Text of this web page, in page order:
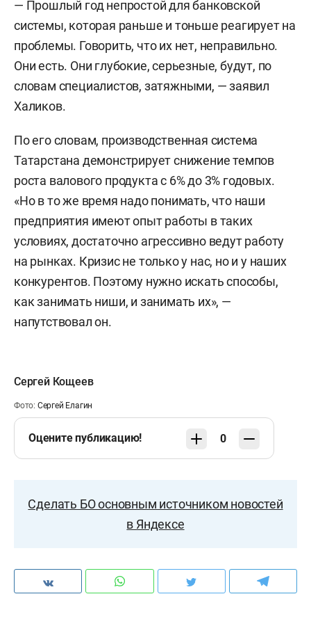
— Прошлый год непростой для банковской
системы, которая раньше и тоньше реагирует на
проблемы. Говорить, что их нет, неправильно.
Они есть. Они глубокие, серьезные, будут, по
словам специалистов, затяжными, — заявил
Халиков.
По его словам, производственная система
Татарстана демонстрирует снижение темпов
роста валового продукта с 6% до 3% годовых.
«Но в то же время надо понимать, что наши
предприятия имеют опыт работы в таких
условиях, достаточно агрессивно ведут работу
на рынках. Кризис не только у нас, но и у наших
конкурентов. Поэтому нужно искать способы,
как занимать ниши, и занимать их», —
напутствовал он.
Сергей Кощеев
Фото: Сергей Елагин
Оцените публикацию! 0
Сделать БО основным источником новостей
в Яндексе